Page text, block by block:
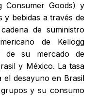
Consumer Goods) y
y bebidas a través de
de suministro
de Kellogg
de su mercado de
y México. La tasa
el desayuno en Brasil
y su consumo